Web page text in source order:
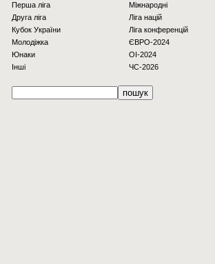
Перша ліга
Друга ліга
Кубок України
Молодіжка
Юнаки
Інші
Міжнародні
Ліга націй
Ліга конференцій
ЄВРО-2024
OI-2024
ЧС-2026